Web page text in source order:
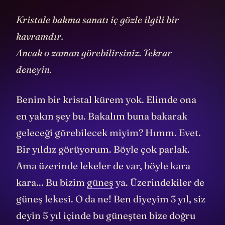
Kristale bakma sanatı iç gözle ilgili bir
kavramdır.
Ancak o zaman görebilirsiniz. Tekrar
deneyin.
Benim bir kristal kürem yok. Elimde ona
en yakın şey bu. Bakalım buna bakarak
geleceği görebilecek miyim? Hımm. Evet.
Bir yıldız görüyorum. Böyle çok parlak.
Ama üzerinde lekeler de var, böyle kara
kara... Bu bizim güneş ya. Üzerindekiler de
güneş lekesi. O da ne! Ben diyeyim 3 yıl, siz
deyin 5 yıl içinde bu güneşten bize doğru